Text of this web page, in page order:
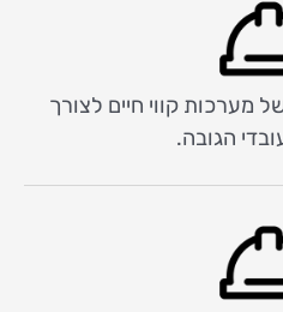
מערכות קווי חיים לצורך
הגובה.